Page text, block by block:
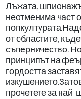
Лъжата,
неотменима част
от областите,
съперничество.
принципът на
гордостта
прочетете за